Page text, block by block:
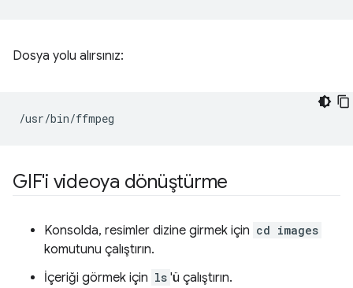
Dosya yolu alırsınız:
GIF'i videoya dönüştürme
Konsolda, resimler dizine girmek için cd images
komutunu çalıştırın.
İçeriği görmek için ls 'ü çalıştırın.